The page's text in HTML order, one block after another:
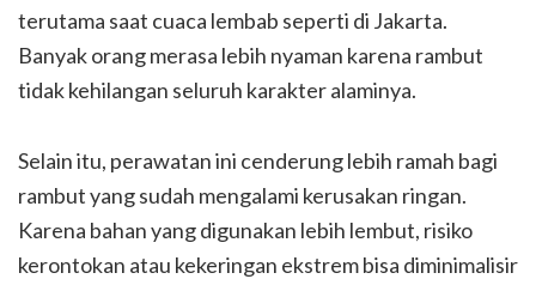
terutama saat cuaca lembab seperti di Jakarta.
Banyak orang merasa lebih nyaman karena rambut
tidak kehilangan seluruh karakter alaminya.
Selain itu, perawatan ini cenderung lebih ramah bagi
rambut yang sudah mengalami kerusakan ringan.
Karena bahan yang digunakan lebih lembut, risiko
kerontokan atau kekeringan ekstrem bisa diminimalisir